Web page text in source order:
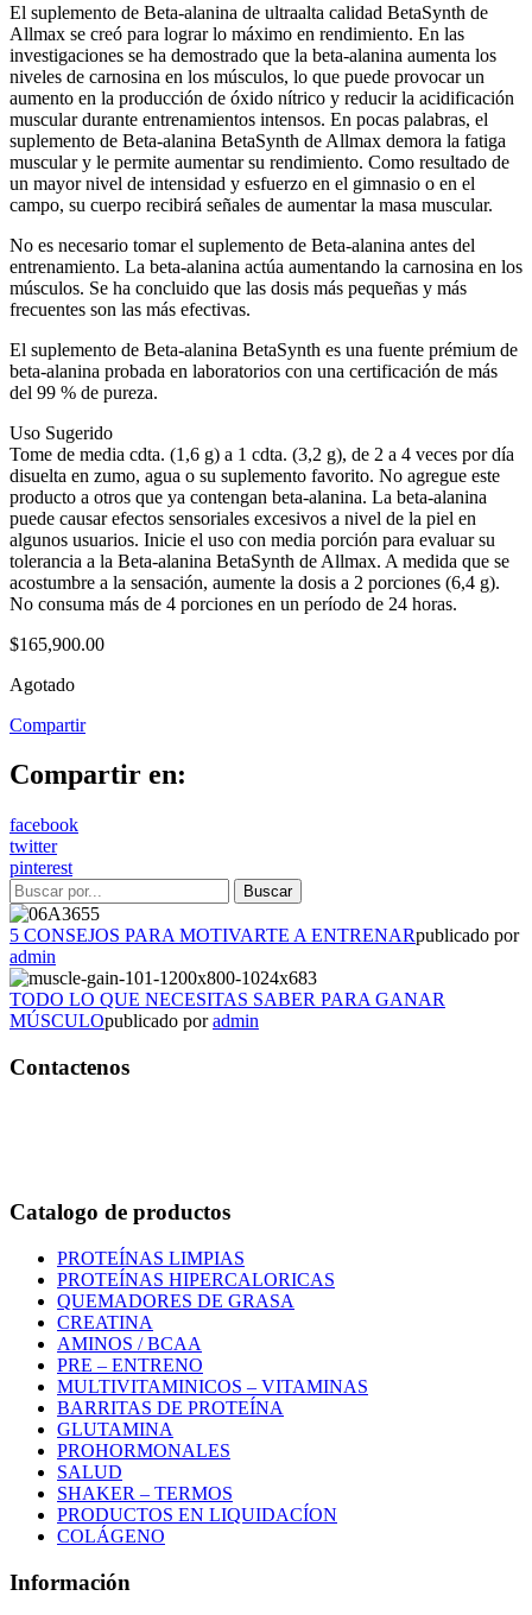
El suplemento de Beta-alanina de ultraalta calidad BetaSynth de
Allmax se creó para lograr lo máximo en rendimiento. En las
investigaciones se ha demostrado que la beta-alanina aumenta los
niveles de carnosina en los músculos, lo que puede provocar un
aumento en la producción de óxido nítrico y reducir la acidificación
muscular durante entrenamientos intensos. En pocas palabras, el
suplemento de Beta-alanina BetaSynth de Allmax demora la fatiga
muscular y le permite aumentar su rendimiento. Como resultado de
un mayor nivel de intensidad y esfuerzo en el gimnasio o en el
campo, su cuerpo recibirá señales de aumentar la masa muscular.
No es necesario tomar el suplemento de Beta-alanina antes del
entrenamiento. La beta-alanina actúa aumentando la carnosina en los
músculos. Se ha concluido que las dosis más pequeñas y más
frecuentes son las más efectivas.
El suplemento de Beta-alanina BetaSynth es una fuente prémium de
beta-alanina probada en laboratorios con una certificación de más
del 99 % de pureza.
Uso Sugerido
Tome de media cdta. (1,6 g) a 1 cdta. (3,2 g), de 2 a 4 veces por día
disuelta en zumo, agua o su suplemento favorito. No agregue este
producto a otros que ya contengan beta-alanina. La beta-alanina
puede causar efectos sensoriales excesivos a nivel de la piel en
algunos usuarios. Inicie el uso con media porción para evaluar su
tolerancia a la Beta-alanina BetaSynth de Allmax. A medida que se
acostumbre a la sensación, aumente la dosis a 2 porciones (6,4 g).
No consuma más de 4 porciones en un período de 24 horas.
$165,900.00
Agotado
Compartir
Compartir en:
facebook
twitter
pinterest
5 CONSEJOS PARA MOTIVARTE A ENTRENARpublicado por
admin
TODO LO QUE NECESITAS SABER PARA GANAR
MÚSCULOpublicado poradmin
Contactenos
Catalogo de productos
PROTEÍNAS LIMPIAS
PROTEÍNAS HIPERCALORICAS
QUEMADORES DE GRASA
CREATINA
AMINOS / BCAA
PRE – ENTRENO
MULTIVITAMINICOS – VITAMINAS
BARRITAS DE PROTEÍNA
GLUTAMINA
PROHORMONALES
SALUD
SHAKER – TERMOS
PRODUCTOS EN LIQUIDACÍON
COLÁGENO
Información